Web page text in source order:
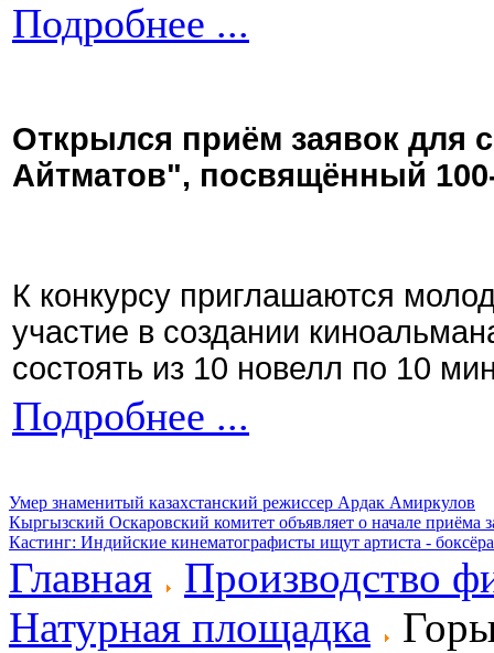
Подробнее ...
Открылся приём заявок для
Айтматов", посвящённый
К конкурсу приглашаются
участие в создании
состоять из 10 новелл по 10
Подробнее ...
Умер знаменитый казахстанский режиссер Ардак Амиркулов
Кыргызский Оскаровский комитет объявляет о начале приёма
Кастинг: Индийские кинематографисты ищут артиста -
Главная
Производство
Натурная площадка